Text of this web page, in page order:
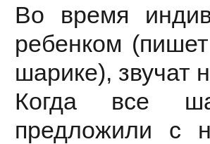
Во время
ребенком
шарике), звучат
Когда все
предложили с